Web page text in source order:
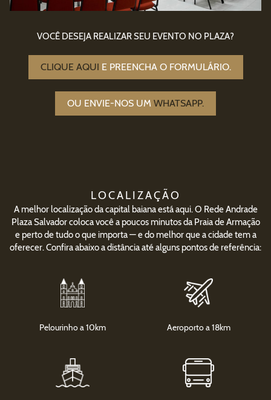
VOCÊ DESEJA REALIZAR SEU EVENTO NO PLAZA?
CLIQUE AQUI E PREENCHA O FORMULÁRIO.
OU ENVIE-NOS UM WHATSAPP.
LOCALIZAÇÃO
A melhor localização da capital baiana está aqui. O Rede Andrade
Plaza Salvador coloca você a poucos minutos da Praia de Armação
e perto de tudo o que importa — e do melhor que a cidade tem a
oferecer. Confira abaixo a distância até alguns pontos de referência:
Pelourinho a 10km Aeroporto a 18km